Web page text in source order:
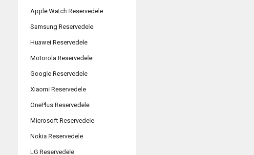
Apple Watch Reservedele
Samsung Reservedele
Huawei Reservedele
Motorola Reservedele
Google Reservedele
Xiaomi Reservedele
OnePlus Reservedele
Microsoft Reservedele
Nokia Reservedele
LG Reservedele